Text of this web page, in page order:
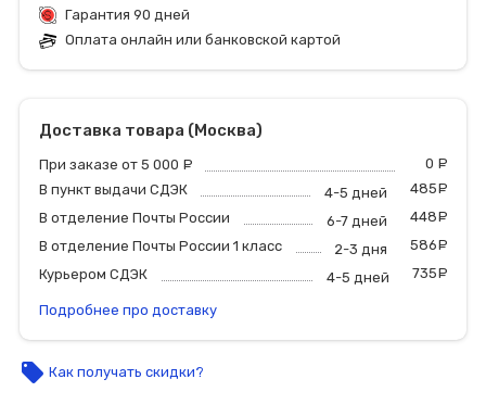
Гарантия 90 дней
Оплата онлайн или банковской картой
Доставка товара (Москва)
При заказе от 5 000 0
В пункт выдачи СДЭК
4-5 дней 485
В отделение Почты России
6-7 дней 448
В отделение Почты России 1 класс
2-3 дня 586
Курьером СДЭК
4-5 дней 735
Подробнее про доставку
local_offer Как получать скидки?